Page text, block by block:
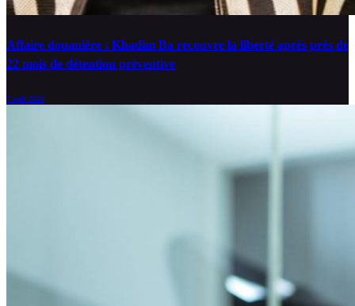
Affaire douanière : Khadim Ba recouvre la liberté après près de
22 mois de détention préventive
7 août 2026